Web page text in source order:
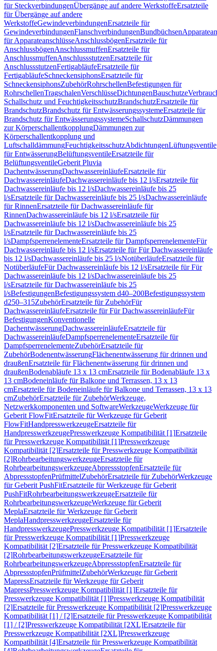
für SteckverbindungenÜbergänge auf andere WerkstoffeErsatzteile
für Übergänge auf andere
WerkstoffeGewindeverbindungenErsatzteile für
GewindeverbindungenFlanschverbindungenBundbüchsen
für ApparateanschlüsseAnschlussbögenErsatzteile für
AnschlussbögenAnschlussmuffenErsatzteile für
AnschlussmuffenAnschlussstutzenErsatzteile für
AnschlussstutzenFertigabläufeErsatzteile für
FertigabläufeSchneckensiphonsErsatzteile für
SchneckensiphonsZubehörRohrschellenBefestigungen für
RohrschellenTragschalenVerschlüsseDichtungenBauschutze
Schallschutz und FeuchtigkeitsschutzBrandschutzErsatzteile für
BrandschutzBrandschutz für EntwässerungssystemeErsatzteile für
Brandschutz für EntwässerungssystemeSchallschutzDämmungen
zur KörperschallentkopplungDämmungen zur
Körperschallentkopplung und
LuftschalldämmungFeuchtigkeitsschutzAbdichtungenLüftungsventile
für EntwässerungBelüftungsventileErsatzteile für
BelüftungsventileGeberit Pluvia
DachentwässerungDachwassereinläufeErsatzteile für
DachwassereinläufeDachwassereinläufe bis 12 l/sErsatzteile für
Dachwassereinläufe bis 12 l/sDachwassereinläufe bis 25
l/sErsatzteile für Dachwassereinläufe bis 25 l/sDachwassereinläufe
für RinnenErsatzteile für Dachwassereinläufe für
RinnenDachwassereinläufe bis 12 l/sErsatzteile für
Dachwassereinläufe bis 12 l/sDachwassereinläufe bis 25
l/sErsatzteile für Dachwassereinläufe bis 25
l/sDampfsperrenelementeErsatzteile für DampfsperrenelementeFür
Dachwassereinläufe bis 12 l/sErsatzteile für Für Dachwassereinläufe
bis 12 l/sDachwassereinläufe bis 25 l/sNotüberläufeErsatzteile für
NotüberläufeFür Dachwassereinläufe bis 12 l/sErsatzteile für Für
Dachwassereinläufe bis 12 l/sDachwassereinläufe bis 25
l/sErsatzteile für Dachwassereinläufe bis 25
l/sBefestigungenBefestigungssystem d40–200Befestigungssystem
d250–315ZubehörErsatzteile für ZubehörFür
DachwassereinläufeErsatzteile für Für DachwassereinläufeFür
BefestigungenKonventionelle
DachentwässerungDachwassereinläufeErsatzteile für
DachwassereinläufeDampfsperrenelementeErsatzteile für
DampfsperrenelementeZubehörErsatzteile für
ZubehörBodenentwässerungFlächenentwässerung für drinnen und
draußenErsatzteile für Flächenentwässerung für drinnen und
draußenBodenabläufe 13 x 13 cmErsatzteile für Bodenabläufe 13 x
13 cmBodeneinläufe für Balkone und Terrassen, 13 x 13
cmErsatzteile für Bodeneinläufe für Balkone und Terrassen, 13 x 13
cmZubehörErsatzteile für ZubehörWerkzeuge,
Netzwerkkomponenten und SoftwareWerkzeugeWerkzeuge für
Geberit FlowFitErsatzteile für Werkzeuge für Geberit
FlowFitHandpresswerkzeugeErsatzteile für
HandpresswerkzeugePresswerkzeuge Kompatibilität [1]Ersatzteile
für Presswerkzeuge Kompatibilität [1]Presswerkzeuge
Kompatibilität [2]Ersatzteile für Presswerkzeuge Kompatibilität
[2]RohrbearbeitungswerkzeugeErsatzteile für
RohrbearbeitungswerkzeugeAbpressstopfenErsatzteile für
AbpressstopfenPrüfmittelZubehörErsatzteile für ZubehörWerkzeuge
für Geberit PushFitErsatzteile für Werkzeuge für Geberit
PushFitRohrbearbeitungswerkzeugeErsatzteile für
RohrbearbeitungswerkzeugeWerkzeuge für Geberit
MeplaErsatzteile für Werkzeuge für Geberit
MeplaHandpresswerkzeugeErsatzteile für
HandpresswerkzeugePresswerkzeuge Kompatibilität [1]Ersatzteile
für Presswerkzeuge Kompatibilität [1]Presswerkzeuge
Kompatibilität [2]Ersatzteile für Presswerkzeuge Kompatibilität
[2]RohrbearbeitungswerkzeugeErsatzteile für
RohrbearbeitungswerkzeugeAbpressstopfenErsatzteile für
AbpressstopfenPrüfmittelZubehörWerkzeuge für Geberit
MapressErsatzteile für Werkzeuge für Geberit
MapressPresswerkzeuge Kompatibilität [1]Ersatzteile für
Presswerkzeuge Kompatibilität [1]Presswerkzeuge Kompatibilität
[2]Ersatzteile für Presswerkzeuge Kompatibilität [2]Presswerkzeuge
Kompatibilität [1] / [2]Ersatzteile für Presswerkzeuge Kompatibilität
[1] / [2]Presswerkzeuge Kompatibilität [2XL]Ersatzteile für
Presswerkzeuge Kompatibilität [2XL]Presswerkzeuge
Kompatibilität [4]Ersatzteile für Presswerkzeuge Kompatibilität